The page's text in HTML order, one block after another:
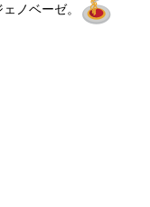
ノベーゼ。